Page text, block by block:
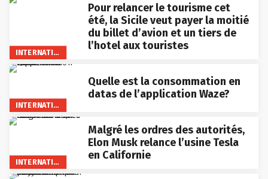
INTERNATIONAL
Pour relancer le tourisme cet
été, la Sicile veut payer la moitié
du billet d’avion et un tiers de
l’hotel aux touristes
INTERNATIONAL
Quelle est la consommation en
datas de l’application Waze?
INTERNATIONAL
Malgré les ordres des autorités,
Elon Musk relance l’usine Tesla
en Californie